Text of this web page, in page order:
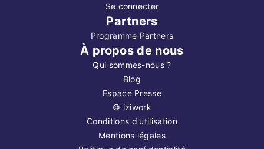
Se connecter
Partners
Programme Partners
À propos de nous
Qui sommes-nous ?
Blog
Espace Presse
© iziwork
Conditions d'utilisation
Mentions légales